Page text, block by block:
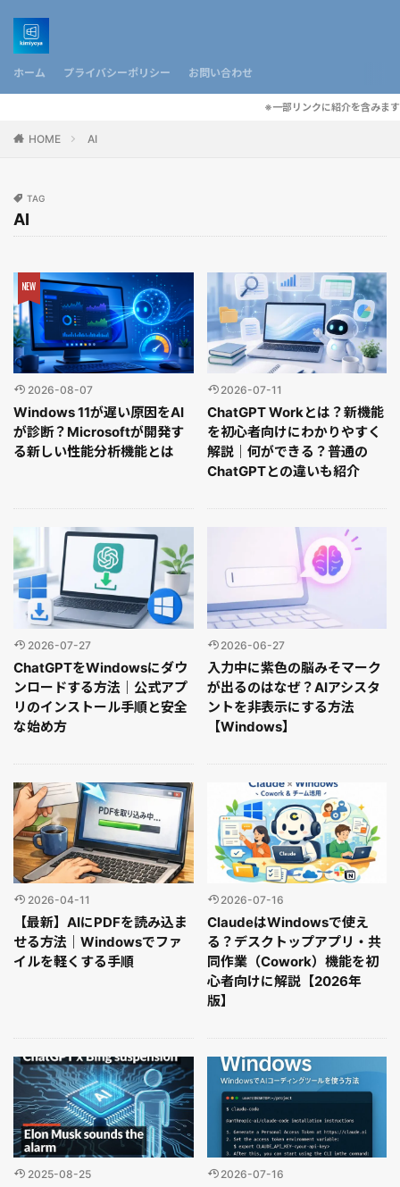
ホーム プライバシーポリシー お問い合わせ
※一部リンクに紹介を含みます
HOME AI
TAG
AI
2026-08-07
Windows 11が遅い原因をAI
が診断？Microsoftが開発す
る新しい性能分析機能とは
2026-07-11
ChatGPT Workとは？新機能
を初心者向けにわかりやすく
解説｜何ができる？普通の
ChatGPTとの違いも紹介
2026-07-27
ChatGPTをWindowsにダウ
ンロードする方法｜公式アプ
リのインストール手順と安全
な始め方
2026-06-27
入力中に紫色の脳みそマーク
が出るのはなぜ？AIアシスタ
ントを非表示にする方法
【Windows】
2026-04-11
【最新】AIにPDFを読み込ま
せる方法｜Windowsでファ
イルを軽くする手順
2026-07-16
ClaudeはWindowsで使え
る？デスクトップアプリ・共
同作業（Cowork）機能を初
心者向けに解説【2026年
版】
2025-08-25 2026-07-16